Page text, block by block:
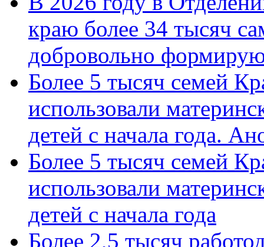
краю более 34 тысяч
добровольно
Более 5 тысяч семей
использовали
детей с начала года.
Более 5 тысяч семей
использовали
детей с начала года
Более 2,5 тысяч